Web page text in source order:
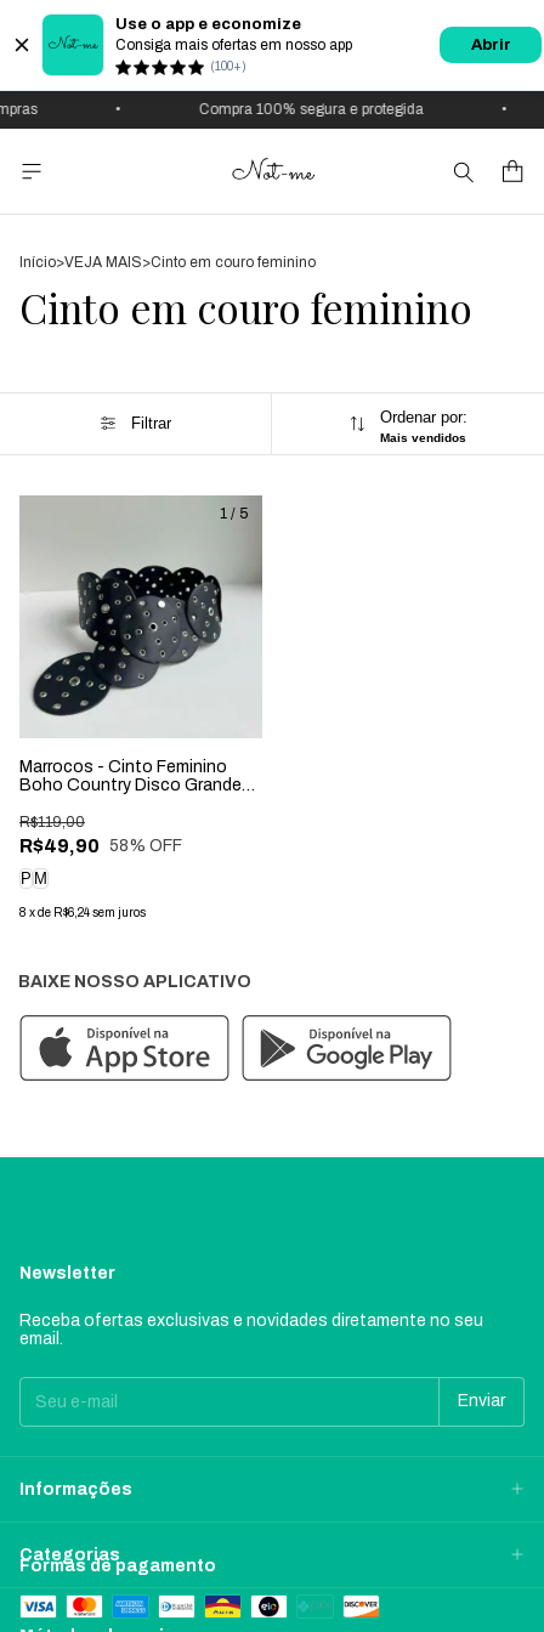
Use o app e economize
Consiga mais ofertas em nosso app
(100+)
Abrir
• Compra 100% segura e protegida •
Início>VEJA MAIS>Cinto em couro feminino
Cinto em couro feminino
Filtrar Ordenar por:
Mais vendidos
1 / 5
Marrocos - Cinto Feminino
Boho Country Disco Grande
R$49,90
R$119,00
58% OFF
P M
8 xde R$6,24sem juros
BAIXE NOSSO APLICATIVO
Newsletter
Receba ofertas exclusivas e novidades diretamente no seu
email.
Informações
Categorias
Formas de pagamento